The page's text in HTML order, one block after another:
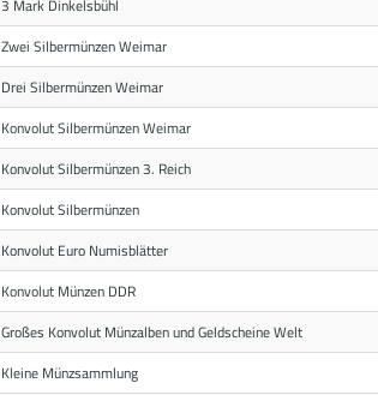
3 Mark Dinkelsbühl
Zwei Silbermünzen Weimar
Drei Silbermünzen Weimar
Konvolut Silbermünzen Weimar
Konvolut Silbermünzen 3. Reich
Konvolut Silbermünzen
Konvolut Euro Numisblätter
Konvolut Münzen DDR
Großes Konvolut Münzalben und Geldscheine Welt
Kleine Münzsammlung